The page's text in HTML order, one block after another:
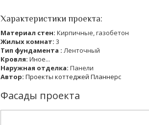
Характеристики проекта:
Материал стен: Кирпичные, газобетон
Жилых комнат: 3
Тип фундамента : Ленточный
Кровля: Иное...
Наружная отделка: Панели
Автор: Проекты коттеджей Планнерс
Фасады проекта